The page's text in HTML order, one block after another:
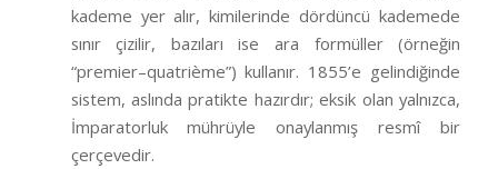
kademe yer alır, kimilerinde dördüncü kademede
sınır çizilir, bazıları ise ara formüller (örneğin
“premier–quatrième”) kullanır. 1855’e gelindiğinde
sistem, aslında pratikte hazırdır; eksik olan yalnızca,
İmparatorluk mührüyle onaylanmış resmî bir
çerçevedir.